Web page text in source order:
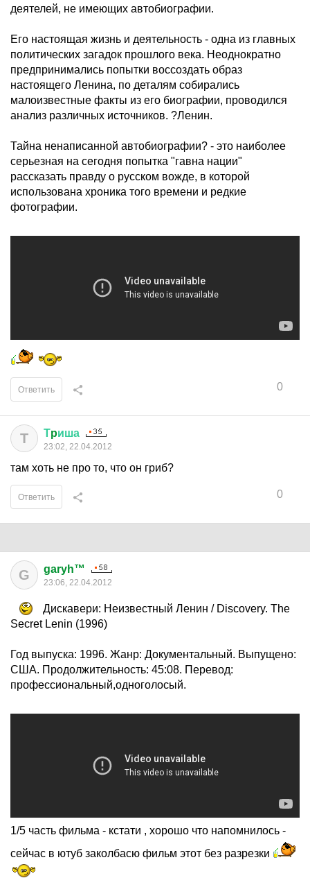
деятелей, не имеющих автобиографии.
Его настоящая жизнь и деятельность - одна из главных
политических загадок прошлого века. Неоднократно
предпринимались попытки воссоздать образ
настоящего Ленина, по деталям собирались
малоизвестные факты из его биографии, проводился
анализ различных источников. ?Ленин.
Тайна ненаписанной автобиографии? - это наиболее
серьезная на сегодня попытка "гавна нации"
рассказать правду о русском вожде, в которой
использована хроника того времени и редкие
фотографии.
0
Ответить
Т Тpиша
23:02, 22.04.2012
там хоть не про то, что он гриб?
0
Ответить
G garyh™
23:06, 22.04.2012
Дискавери: Неизвестный Ленин / Discovery. The
Secret Lenin (1996)
Год выпуска: 1996. Жанр: Документальный. Выпущено:
США. Продолжительность: 45:08. Перевод:
профессиональный,одноголосый.
1/5 часть фильма - кстати , хорошо что напомнилось -
сейчас в ютуб заколбасю фильм этот без разрезки